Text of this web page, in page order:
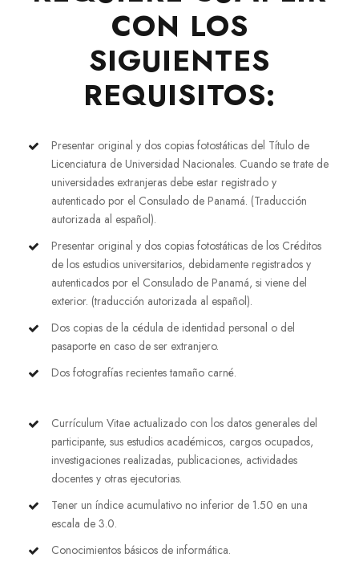
CON LOS
SIGUIENTES
REQUISITOS:
Presentar original y dos copias fotostáticas del Título de
Licenciatura de Universidad Nacionales. Cuando se trate de
universidades extranjeras debe estar registrado y
autenticado por el Consulado de Panamá. (Traducción
autorizada al español).
Presentar original y dos copias fotostáticas de los Créditos
de los estudios universitarios, debidamente registrados y
autenticados por el Consulado de Panamá, si viene del
exterior. (traducción autorizada al español).
Dos copias de la cédula de identidad personal o del
pasaporte en caso de ser extranjero.
Dos fotografías recientes tamaño carné.
Currículum Vitae actualizado con los datos generales del
participante, sus estudios académicos, cargos ocupados,
investigaciones realizadas, publicaciones, actividades
docentes y otras ejecutorias.
Tener un índice acumulativo no inferior de 1.50 en una
escala de 3.0.
Conocimientos básicos de informática.